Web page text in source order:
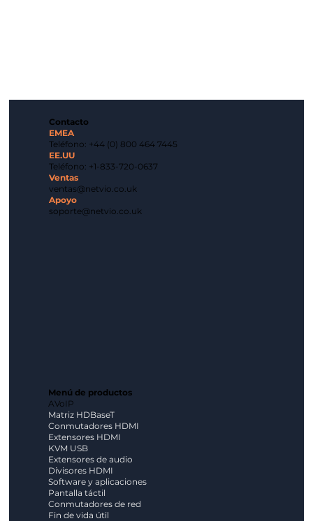
Contacto
EMEA
Teléfono: +44 (0) 800 464 7445
EE.UU
Teléfono: +1-833-720-0637
Ventas
ventas@netvio.co.uk
Apoyo
soporte@netvio.co.uk
Menú de productos
AVoIP
Matriz HDBaseT
Conmutadores HDMI
Extensores HDMI
KVM USB
Extensores de audio
Divisores HDMI
Software y aplicaciones
Pantalla táctil
Conmutadores de red
Fin de vida útil